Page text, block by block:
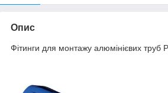
Опис
Фітинги для монтажу алюмінієвих труб